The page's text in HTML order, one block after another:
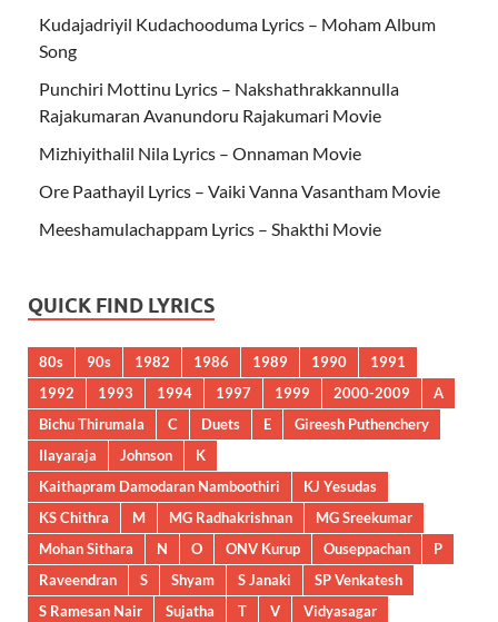
Kudajadriyil Kudachooduma Lyrics – Moham Album
Song
Punchiri Mottinu Lyrics – Nakshathrakkannulla
Rajakumaran Avanundoru Rajakumari Movie
Mizhiyithalil Nila Lyrics – Onnaman Movie
Ore Paathayil Lyrics – Vaiki Vanna Vasantham Movie
Meeshamulachappam Lyrics – Shakthi Movie
QUICK FIND LYRICS
80s 90s 1982 1986 1989 1990
1991
1992
1993 1994 1997 1999 2000-2009
A
Bichu Thirumala
C Duets E
Gireesh Puthenchery
Ilayaraja
Johnson
K
Kaithapram Damodaran Namboothiri
KJ Yesudas
KS Chithra
M MG Radhakrishnan
MG Sreekumar
Mohan Sithara
N O ONV Kurup Ouseppachan
P
Raveendran
S Shyam S Janaki
SP Venkatesh
S Ramesan Nair
Sujatha T V
Vidyasagar